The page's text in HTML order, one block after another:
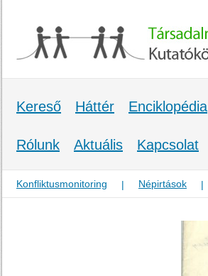
Kereső Háttér Enciklopédia
Rólunk Aktuális Kapcsolat
Konfliktusmonitoring | Népirtások |